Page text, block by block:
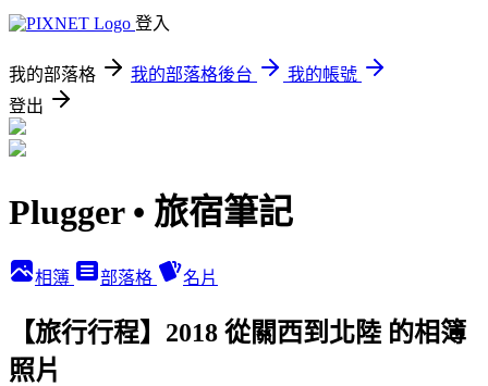
登入
我的部落格 我的部落格後台
我的帳號
登出
Plugger • 旅宿筆記
相簿 部落格 名片
【旅行行程】2018 從關西到北陸 的相簿
照片